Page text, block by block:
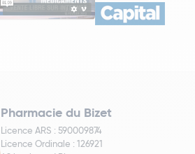
Pharmacie du Bizet
Licence ARS : 590009874
Licence Ordinale : 126921